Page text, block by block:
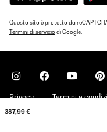
387,99 €
Questo sito è protetto da
Termini di serviziodi Google.
Privacy Termini e
Copyright © 2026 Klarstein.